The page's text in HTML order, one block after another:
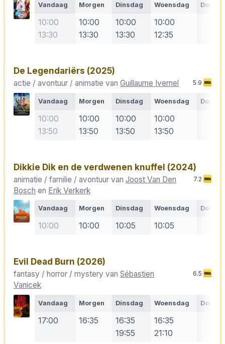
Vandaag Morgen Dinsdag Woensdag
10:00
13:30
10:00
13:30
10:00
13:30
10:00
12:35
De Legendariërs (2025)
actie / avontuur / animatie van Guillaume Ivernel 5.9
Vandaag Morgen Dinsdag Woensdag
10:00
13:50
10:00
13:50
10:00
13:50
10:00
13:50
Dikkie Dik en de verdwenen knuffel (2024)
animatie / familie / avontuur van Joost Van Den
Bosch en Erik Verkerk
7.2
Vandaag Morgen Dinsdag Woensdag
10:00 10:00 10:05 10:05
Evil Dead Burn (2026)
fantasy / horror / mystery van Sébastien
Vanicek
6.5
Vandaag Morgen Dinsdag Woensdag
17:00 16:35
16:35
19:55
16:35
21:10